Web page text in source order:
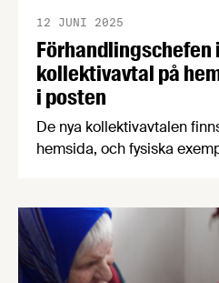
Förhandlingschefen
kollektivavtal på
i posten
12 JUNI 2025
De nya kollektivavtalen
hemsida, och fysiska
Rijswijk passar även på
var du som
arbetsrättsliga frågor.